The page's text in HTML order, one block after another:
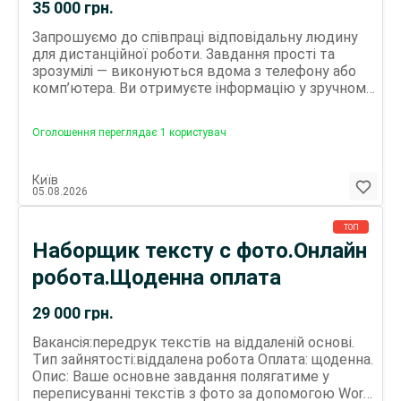
35 000 грн.
тексту з фото.Вільний-гнучкий
графік
Запрошуємо до співпраці відповідальну людину
для дистанційної роботи. Завдання прості та
зрозумілі — виконуються вдома з телефону або
комп’ютера. Ви отримуєте інформацію у зручному
віку. Важливі якості: уважність та
грн на день (залежить від швидкості виконання).
Графік роботи — вільний, ви самі обираєте зручний
час. Для звʼязку - телеграм Нікнейм : lisovkq Liza
Оголошення переглядає 1 користувач
Київ
05.08.2026
ТОП
29 000 грн.
Наборщик тексту с фото.Онлайн
робота.Щоденна оплата
Вакансія:передрук текстів на віддаленій основі.
Тип зайнятості:віддалена робота Оплата: щоденна.
Опис: Ваше основне завдання полягатиме у
переписуванні текстів з фото за допомогою Word.